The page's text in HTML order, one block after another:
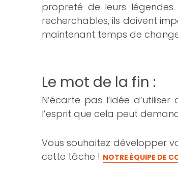
propreté de leurs
recherchables, ils doivent
maintenant temps de
Le mot de la fin :
N’écarte pas l’idée
l’esprit que cela peut
Vous souhaitez développer
cette tâche ! NOTRE ÉQUIPE DE